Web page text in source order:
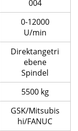
004
0-12000
U/min
Direktangetri
ebene
Spindel
5500 kg
GSK/Mitsubis
hi/FANUC